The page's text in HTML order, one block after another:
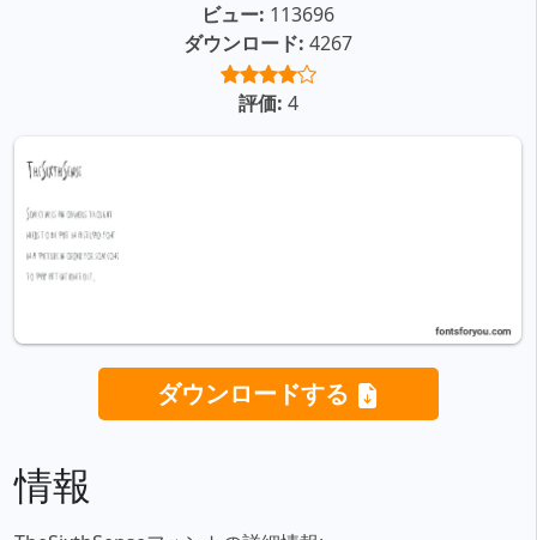
ビュー: 113696
ダウンロード: 4267
評価: 4
ダウンロードする
情報